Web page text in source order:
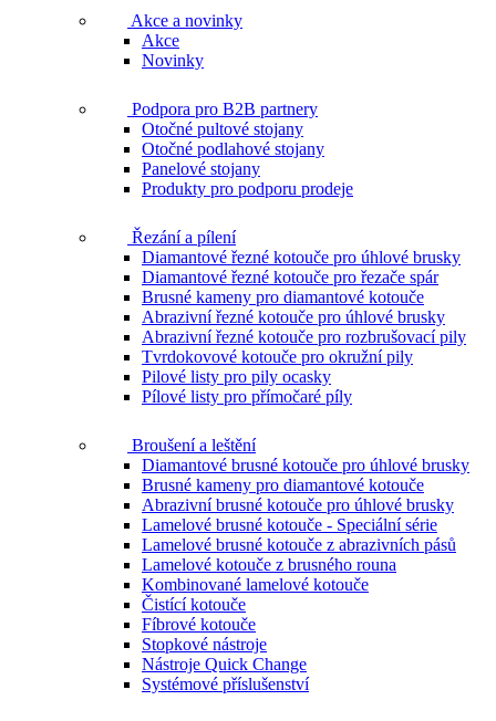
Akce a novinky
Akce
Novinky
Podpora pro B2B partnery
Otočné pultové stojany
Otočné podlahové stojany
Panelové stojany
Produkty pro podporu prodeje
Řezání a pílení
Diamantové řezné kotouče pro úhlové brusky
Diamantové řezné kotouče pro řezače spár
Brusné kameny pro diamantové kotouče
Abrazivní řezné kotouče pro úhlové brusky
Abrazivní řezné kotouče pro rozbrušovací pily
Tvrdokovové kotouče pro okružní pily
Pilové listy pro pily ocasky
Pílové listy pro přímočaré píly
Broušení a leštění
Diamantové brusné kotouče pro úhlové brusky
Brusné kameny pro diamantové kotouče
Abrazivní brusné kotouče pro úhlové brusky
Lamelové brusné kotouče - Speciální série
Lamelové brusné kotouče z abrazivních pásů
Lamelové kotouče z brusného rouna
Kombinované lamelové kotouče
Čistící kotouče
Fíbrové kotouče
Stopkové nástroje
Nástroje Quick Change
Systémové příslušenství